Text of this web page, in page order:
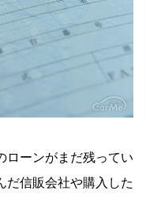
ローンがまだ残ってい
だ信販会社や購入した